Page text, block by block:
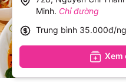
Minh. Chỉ đường
Trung bình 35.000đ/
Xem